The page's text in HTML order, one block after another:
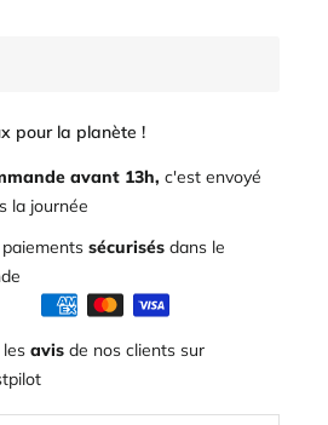
pour la planète !
avant 13h, c'est envoyé
la journée
sécurisés dans le
les avis de nos clients sur